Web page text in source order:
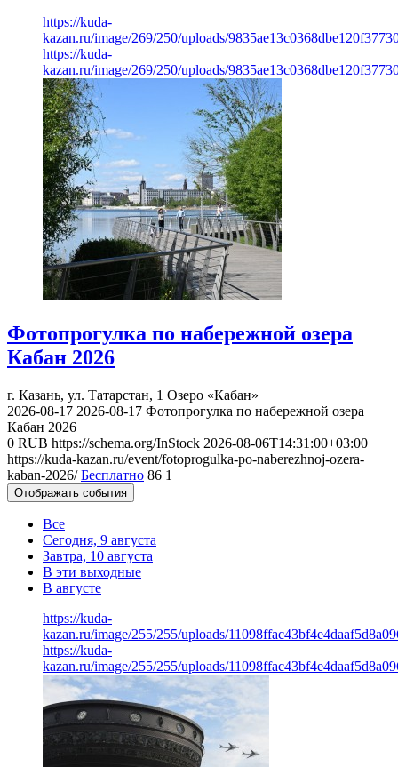
https://kuda-
kazan.ru/image/269/250/uploads/
https://kuda-
kazan.ru/image/269/250/uploads/
Фотопрогулка по набережной озера
Кабан 2026
г. Казань, ул. Татарстан, 1 Озеро «Кабан»
2026-08-17 2026-08-17 Фотопрогулка по набережной озера
Кабан 2026
0 RUB https://schema.org/InStock 2026-08-06T14:31:00+03:00
https://kuda-kazan.ru/event/fotoprogulka-po-naberezhnoj-ozera-
kaban-2026/ Бесплатно 86 1
Отображать события
Все
Сегодня, 9 августа
Завтра, 10 августа
В эти выходные
В августе
https://kuda-
kazan.ru/image/255/255/uploads/
https://kuda-
kazan.ru/image/255/255/uploads/